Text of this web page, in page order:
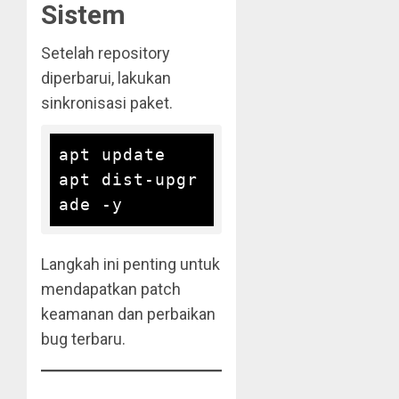
Sistem
Setelah repository
diperbarui, lakukan
sinkronisasi paket.
apt update
apt dist-upgr
Langkah ini penting untuk
mendapatkan patch
keamanan dan perbaikan
bug terbaru.